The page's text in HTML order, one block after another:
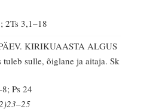
2Ts 3,1–18
KIRIKUAASTA ALGUS
tuleb sulle, õiglane ja aitaja.Sk
Ps 24